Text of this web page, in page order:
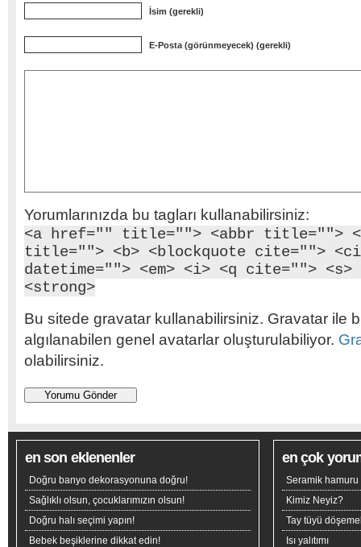
İsim (gerekli)
E-Posta (görünmeyecek) (gerekli)
Yorumlarınızda bu tagları kullanabilirsiniz:
<a href="" title=""> <abbr title="">
title=""> <b> <blockquote cite="">
datetime=""> <em> <i> <q cite="">
<strong>
Bu sitede gravatar kullanabilirsiniz. Gravatar ile
algılanabilen genel avatarlar oluşturulabiliyor.
olabilirsiniz.
en son eklenenler
Doğru banyo dekorasyonuna doğru!
Sağlıklı olsun, çocuklarımızın olsun!
Doğru halı seçimi yapın!
Bebek beşiklerine dikkat edin!
en çok
Seramik hamuru
Kimiz Neyiz?
Tay tüyü
Isı yalıtımı